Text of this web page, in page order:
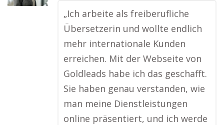
„Ich arbeite als freiberufliche
Übersetzerin und wollte endlich
mehr internationale Kunden
erreichen. Mit der Webseite von
Goldleads habe ich das geschafft.
Sie haben genau verstanden, wie
man meine Dienstleistungen
online präsentiert, und ich werde